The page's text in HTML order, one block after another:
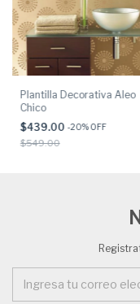
Plantilla Decorativa Aleo
Chico
$439.00 -20% OFF
$549.00